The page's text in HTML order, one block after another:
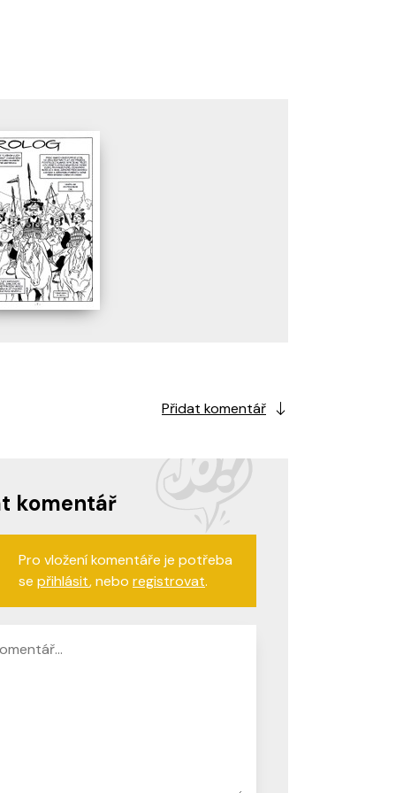
Přidat komentář
komentář
Pro vložení komentáře je potřeba
se přihlásit, nebo registrovat.